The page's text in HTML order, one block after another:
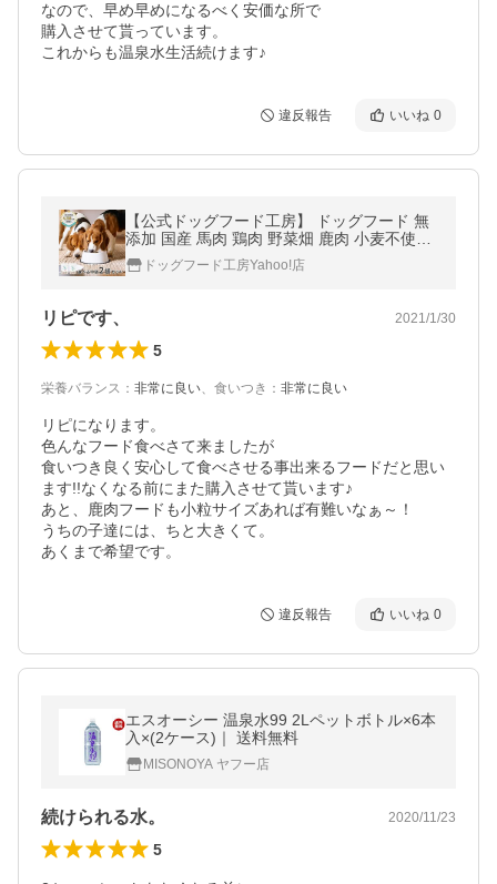
なので、早め早めになるべく安価な所で
購入させて貰っています。
これからも温泉水生活続けます♪
違反報告 いいね 0
【公式ドッグフード工房】 ドッグフード 無
添加 国産 馬肉 鶏肉 野菜畑 鹿肉 小麦不使用
選べる中袋 2袋セット｜ドライフード ペット
フード 全犬種 全年齢
ドッグフード工房Yahoo!店
リピです、 2021/1/30
5
栄養バランス ： 非常に良い、 食いつき ： 非常に良い
リピになります。
色んなフード食べさて来ましたが
食いつき良く安心して食べさせる事出来るフードだと思い
ます!!なくなる前にまた購入させて貰います♪
あと、鹿肉フードも小粒サイズあれば有難いなぁ～！
うちの子達には、ちと大きくて。
あくまで希望です。
違反報告 いいね 0
エスオーシー 温泉水99 2Lペットボトル×6本
入×(2ケース)｜ 送料無料
MISONOYA ヤフー店
続けられる水。 2020/11/23
5